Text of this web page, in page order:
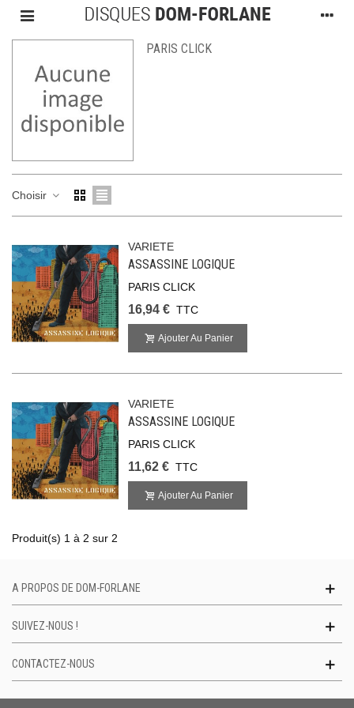
PARIS CLICK
Choisir
VARIETE
ASSASSINE LOGIQUE
PARIS CLICK
16,94 € TTC
Ajouter Au Panier
VARIETE
ASSASSINE LOGIQUE
PARIS CLICK
11,62 € TTC
Ajouter Au Panier
Produit(s) 1 à 2 sur 2
A PROPOS DE DOM-FORLANE
SUIVEZ-NOUS !
CONTACTEZ-NOUS